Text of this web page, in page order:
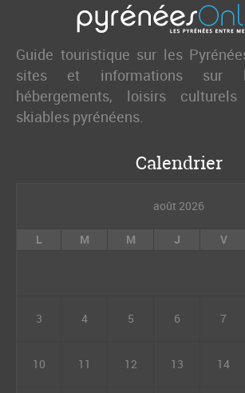
Guide touristique sur les
sites et informations sur
hébergements, loisirs
skiables pyrénéens.
Calendrier
août 2026
L M M J V
3 4 5 6 7
10 11 12 13 14